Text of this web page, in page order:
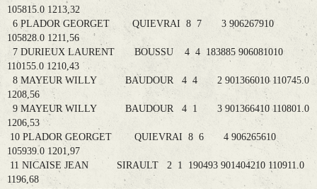
105815.0 1213,32
6 PLADOR GEORGET QUIEVRAI 8 7 3 906267910
105828.0 1211,56
7 DURIEUX LAURENT BOUSSU 4 4 183885 906081010
110155.0 1210,43
8 MAYEUR WILLY BAUDOUR 4 4 2 901366010 110745.0
1208,56
9 MAYEUR WILLY BAUDOUR 4 1 3 901366410 110801.0
1206,53
10 PLADOR GEORGET QUIEVRAI 8 6 4 906265610
105939.0 1201,97
11 NICAISE JEAN SIRAULT 2 1 190493 901404210 110911.0
1196,68